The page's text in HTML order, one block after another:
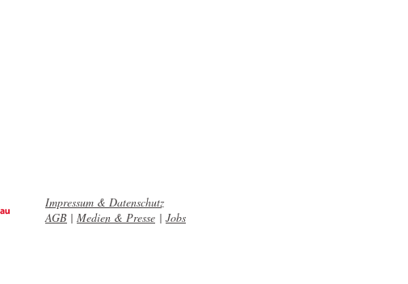
Impressum & Datenschutz
AGB | Medien & Presse | Jobs